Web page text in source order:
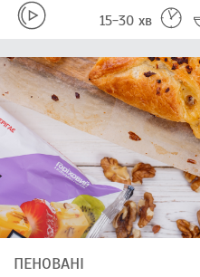
15-30 хв
ПЕНОВАНІ